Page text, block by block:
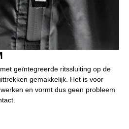
geïntegreerde ritssluiting op de
gemakkelijk. Het is voor
en vormt dus geen probleem